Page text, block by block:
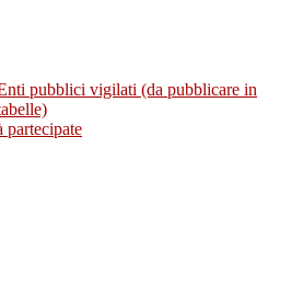
pubblici vigilati (da pubblicare in
partecipate